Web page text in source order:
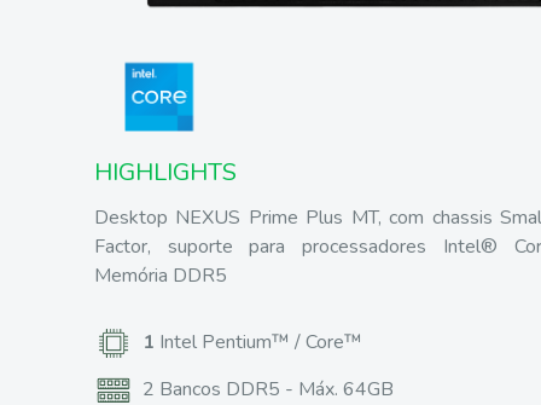
HIGHLIGHTS
Desktop NEXUS Prime Plus MT, com chassis
Factor, suporte para processadores Intel®
Memória DDR5
1 Intel Pentium™ / Core™
2 Bancos DDR5 - Máx. 64GB